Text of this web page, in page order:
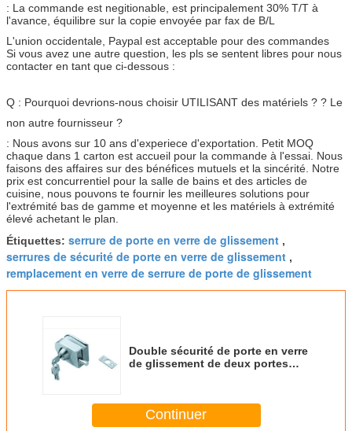
: La commande est negitionable, est principalement 30% T/T à
l'avance, équilibre sur la copie envoyée par fax de B/L
L'union occidentale, Paypal est acceptable pour des commandes
Si vous avez une autre question, les pls se sentent libres pour nous
contacter en tant que ci-dessous :
Q : Pourquoi devrions-nous choisir UTILISANT des matériels ? ? Le
non autre fournisseur ?
: Nous avons sur 10 ans d'experiece d'exportation. Petit MOQ
chaque dans 1 carton est accueil pour la commande à l'essai. Nous
faisons des affaires sur des bénéfices mutuels et la sincérité. Notre
prix est concurrentiel pour la salle de bains et des articles de
cuisine, nous pouvons te fournir les meilleures solutions pour
l'extrémité bas de gamme et moyenne et les matériels à extrémité
élevé achetant le plan.
Étiquettes: serrure de porte en verre de glissement ,
serrures de sécurité de porte en verre de glissement ,
remplacement en verre de serrure de porte de glissement
Double sécurité de porte en verre
de glissement de deux portes
Continuer